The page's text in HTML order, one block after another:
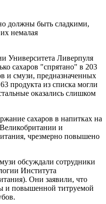
должны быть сладкими,
немалая
Университета Ливерпуля
сахаров "спрятано" в 203
и смузи, предназначенных
продукта из списка могли
оказались слишком
сахаров в напитках на
и
чрезмерно повышено
обсуждали сотрудники
Института
Они заявили, что
и повышенной титруемой